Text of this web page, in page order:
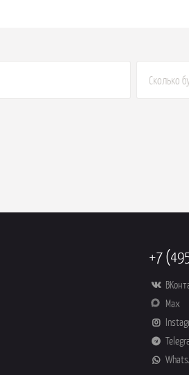
+7
Max